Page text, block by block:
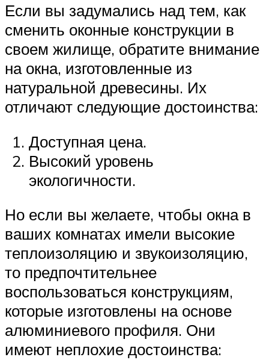
Если вы задумались над тем, как
сменить оконные конструкции в
своем жилище, обратите внимание
на окна, изготовленные из
натуральной древесины. Их
отличают следующие достоинства:
Доступная цена.
Высокий уровень
экологичности.
Но если вы желаете, чтобы окна в
ваших комнатах имели высокие
теплоизоляцию и звукоизоляцию,
то предпочтительнее
воспользоваться конструкциям,
которые изготовлены на основе
алюминиевого профиля. Они
имеют неплохие достоинства: